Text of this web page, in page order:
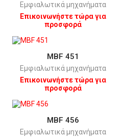
Εμφιαλωτικά μηχανήματα
Επικοινωνήστε τώρα για
προσφορά
MBF 451
Εμφιαλωτικά μηχανήματα
Επικοινωνήστε τώρα για
προσφορά
MBF 456
Εμφιαλωτικά μηχανήματα